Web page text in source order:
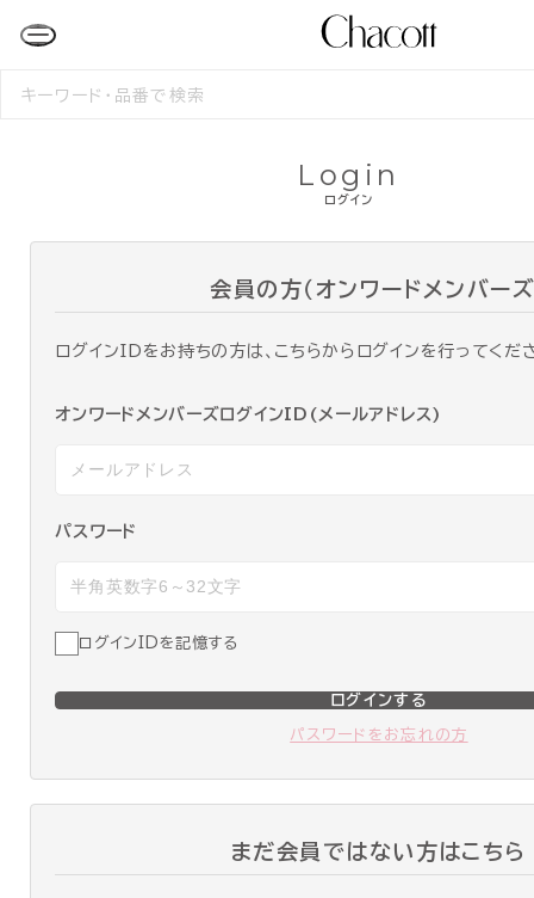
検
ログイン
Login
会員の方（オンワードメンバーズ
ログインIDをお持ちの方は、こちらからログインを行ってくだ
オンワードメンバーズログインID(メールアドレス)
パスワード
ログインIDを記憶する
ログインする
パスワードをお忘れの方
まだ会員ではない方はこちら